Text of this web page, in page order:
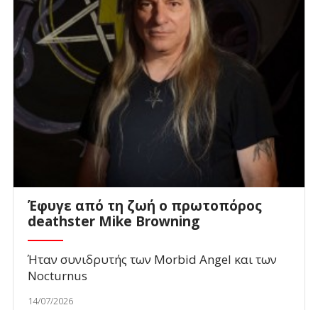
Έφυγε από τη ζωή ο πρωτοπόρος
deathster Mike Browning
Ήταν συνιδρυτής των Morbid Angel και των
Nocturnus
14/07/2026